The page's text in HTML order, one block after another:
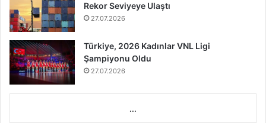
Rekor Seviyeye Ulaştı
27.07.2026
Türkiye, 2026 Kadınlar VNL Ligi
Şampiyonu Oldu
27.07.2026
...